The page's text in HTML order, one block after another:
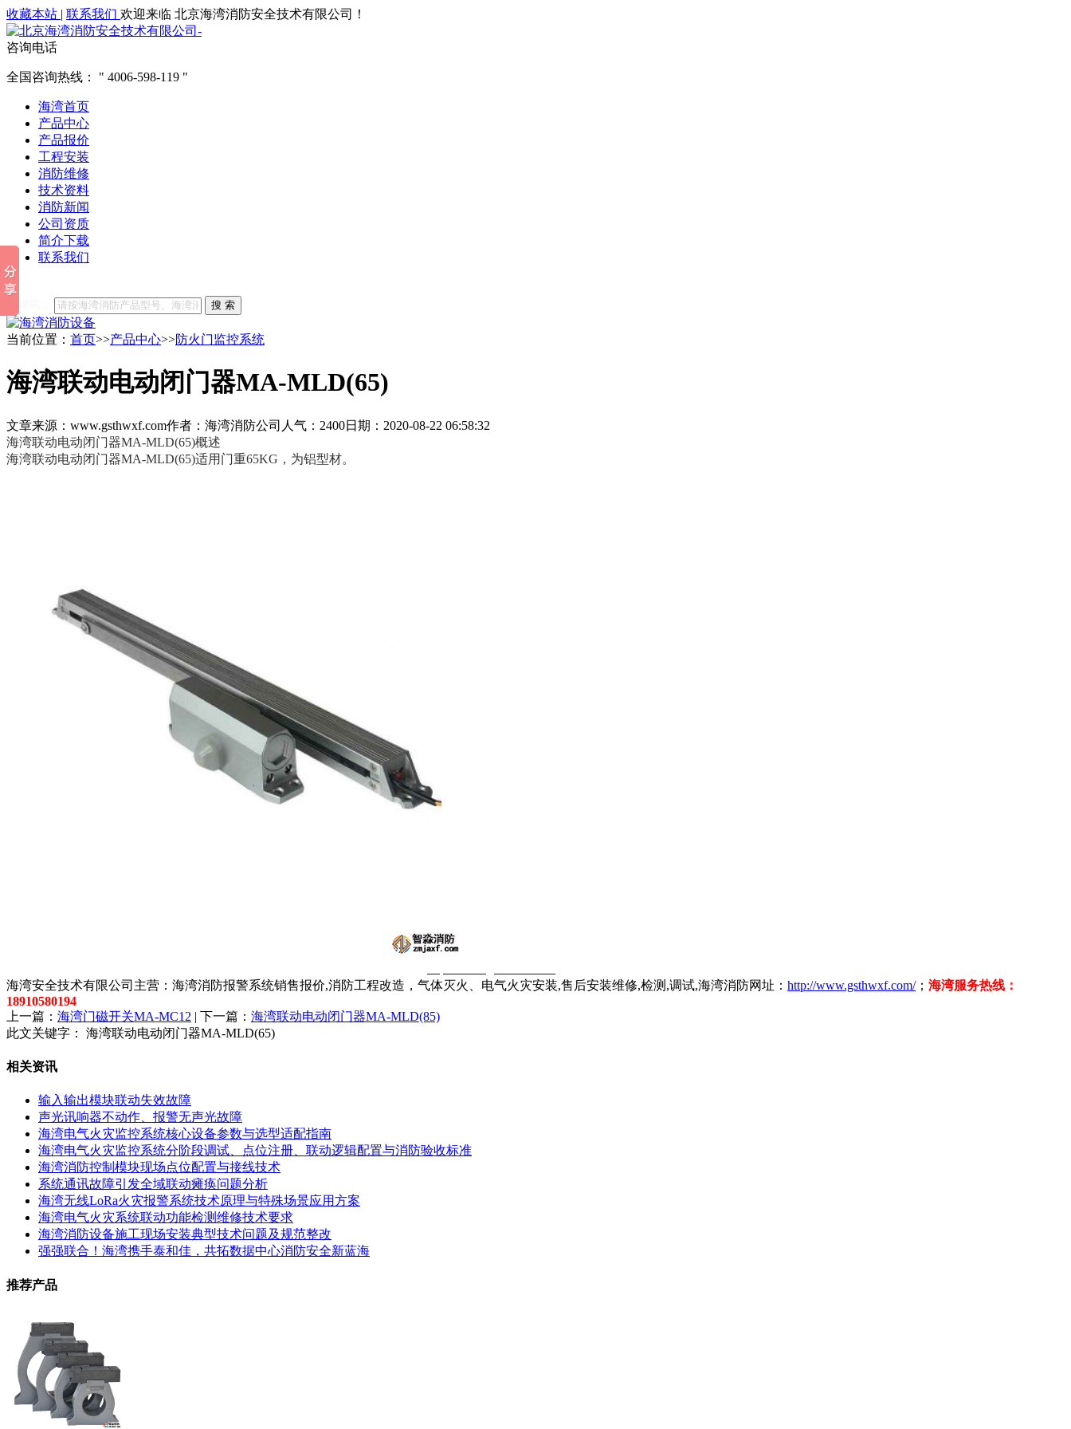
收藏本站 | 联系我们 欢迎来临 北京海湾消防安全技术有限公司！
咨询电话
全国咨询热线： 4006-598-119
海湾首页
产品中心
产品报价
工程安装
消防维修
技术资料
消防新闻
公司资质
简介下载
联系我们
他们都在搜索:
搜 索
当前位置： 首页>>产品中心>>防火门监控系统
海湾联动电动闭门器MA-MLD(65)
文章来源：www.gsthwxf.com作者：海湾消防公司 人气：2400日期：2020-08-22 06:58:32
海湾联动电动闭门器MA-MLD(65)概述
海湾联动电动闭门器MA-MLD(65)适用门重65KG，为铝型材。
海湾安全技术有限公司主营：海湾消防报警系统销售报价,消防工程改造，气体灭火、电气火灾安装,售后安装维修,检测,调试,海湾消防网址： http://www.gsthwxf.com/； 海湾服务热线：
18910580194
上一篇： 海湾门磁开关MA-MC12 | 下一篇： 海湾联动电动闭门器MA-MLD(85)
此文关键字：
海湾联动电动闭门器MA-MLD(65)
相关资讯
输入输出模块联动失效故障
声光讯响器不动作、报警无声光故障
海湾电气火灾监控系统核心设备参数与选型适配指南
海湾电气火灾监控系统分阶段调试、点位注册、联动逻辑配置与消防验收标准
海湾消防控制模块现场点位配置与接线技术
系统通讯故障引发全域联动瘫痪问题分析
海湾无线LoRa火灾报警系统技术原理与特殊场景应用方案
海湾电气火灾系统联动功能检测维修技术要求
海湾消防设备施工现场安装典型技术问题及规范整改
强强联合！海湾携手泰和佳，共拓数据中心消防安全新蓝海
推荐产品